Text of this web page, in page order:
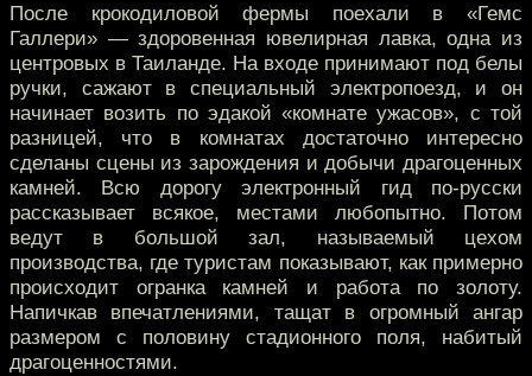
После крокодиловой фермы поехали в «Гемс
Галлери» — здоровенная ювелирная лавка, одна из
центровых в Таиланде. На входе принимают под белы
ручки, сажают в специальный электропоезд, и он
начинает возить по эдакой «комнате ужасов», с той
разницей, что в комнатах достаточно интересно
сделаны сцены из зарождения и добычи драгоценных
камней. Всю дорогу электронный гид по-русски
рассказывает всякое, местами любопытно. Потом
ведут в большой зал, называемый цехом
производства, где туристам показывают, как примерно
происходит огранка камней и работа по золоту.
Напичкав впечатлениями, тащат в огромный ангар
размером с половину стадионного поля, набитый
драгоценностями.